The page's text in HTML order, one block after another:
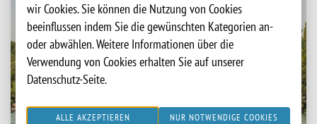
wir Cookies. Sie können die Nutzung von Cookies
beeinflussen indem Sie die gewünschten Kategorien an-
oder abwählen. Weitere Informationen über die
Verwendung von Cookies erhalten Sie auf unserer
Datenschutz-Seite.
ALLE AKZEPTIEREN
NUR NOTWENDIGE COOKIES